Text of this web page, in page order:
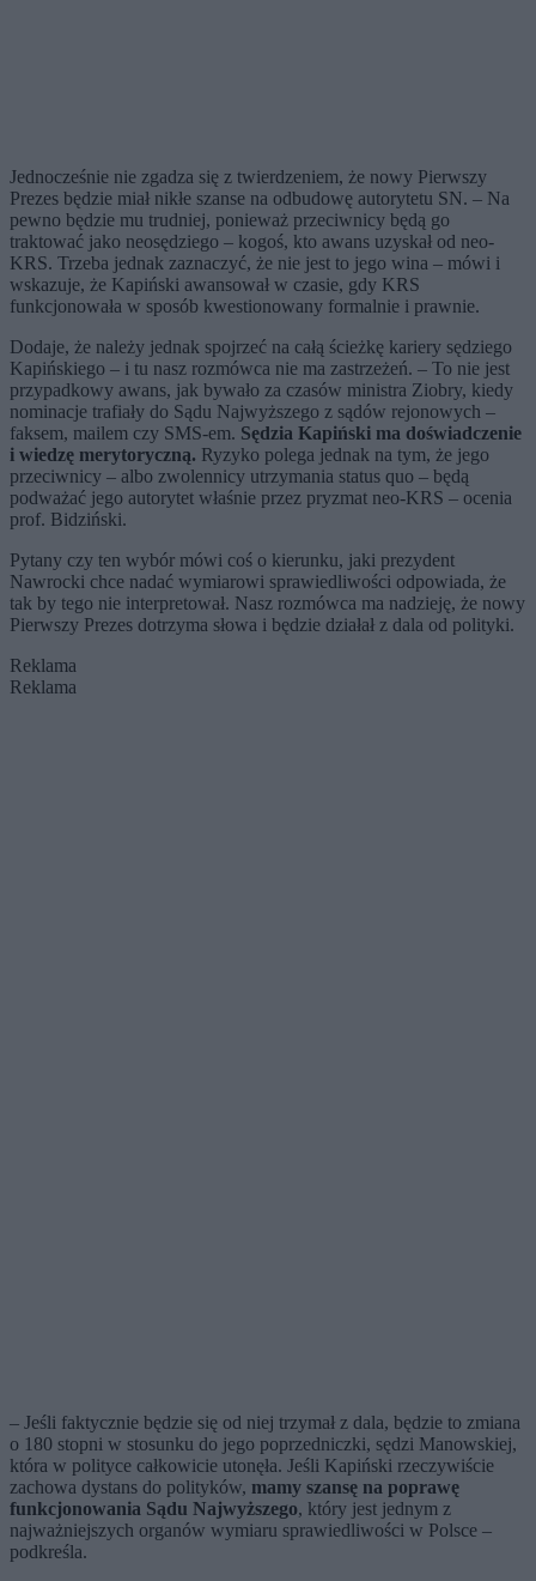
Jednocześnie nie zgadza się z twierdzeniem, że nowy Pierwszy
Prezes będzie miał nikłe szanse na odbudowę autorytetu SN. – Na
pewno będzie mu trudniej, ponieważ przeciwnicy będą go
traktować jako neosędziego – kogoś, kto awans uzyskał od neo-
KRS. Trzeba jednak zaznaczyć, że nie jest to jego wina – mówi i
wskazuje, że Kapiński awansował w czasie, gdy KRS
funkcjonowała w sposób kwestionowany formalnie i prawnie.
Dodaje, że należy jednak spojrzeć na całą ścieżkę kariery sędziego
Kapińskiego – i tu nasz rozmówca nie ma zastrzeżeń. – To nie jest
przypadkowy awans, jak bywało za czasów ministra Ziobry, kiedy
nominacje trafiały do Sądu Najwyższego z sądów rejonowych –
faksem, mailem czy SMS-em. Sędzia Kapiński ma doświadczenie
i wiedzę merytoryczną. Ryzyko polega jednak na tym, że jego
przeciwnicy – albo zwolennicy utrzymania status quo – będą
podważać jego autorytet właśnie przez pryzmat neo-KRS – ocenia
prof. Bidziński.
Pytany czy ten wybór mówi coś o kierunku, jaki prezydent
Nawrocki chce nadać wymiarowi sprawiedliwości odpowiada, że
tak by tego nie interpretował. Nasz rozmówca ma nadzieję, że nowy
Pierwszy Prezes dotrzyma słowa i będzie działał z dala od polityki.
Reklama
Reklama
– Jeśli faktycznie będzie się od niej trzymał z dala, będzie to zmiana
o 180 stopni w stosunku do jego poprzedniczki, sędzi Manowskiej,
która w polityce całkowicie utonęła. Jeśli Kapiński rzeczywiście
zachowa dystans do polityków, mamy szansę na poprawę
funkcjonowania Sądu Najwyższego, który jest jednym z
najważniejszych organów wymiaru sprawiedliwości w Polsce –
podkreśla.